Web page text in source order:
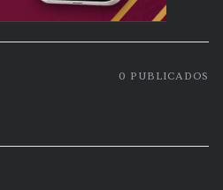
0 PUBLICADOS